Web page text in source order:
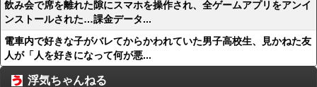
飲み会で席を離れた隙にスマホを操作され、全ゲームアプリをアンイ
ンストールされた…課金データ...
電車内で好きな子がバレてからかわれていた男子高校生、見かねた友
人が「人を好きになって何が悪...
浮気ちゃんねる